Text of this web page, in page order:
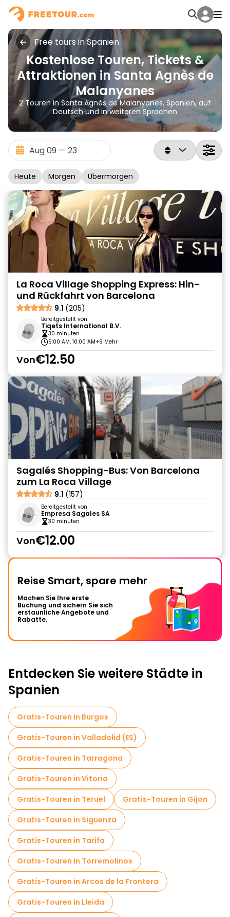
Free tours in Spanien
Kostenlose Touren, Tickets &
Attraktionen in Santa Agnès de
Malanyanes
2 Touren in Santa Agnès de Malanyanes, Spanien, auf
Deutsch und in weiteren Sprachen
Heute Morgen Übermorgen
La Roca Village Shopping Express: Hin-
und Rückfahrt von Barcelona
9.1 (205)
Bereitgestellt von
Tiqets International B.V.
30 minuten
9:00 AM, 10:00 AM+9 Mehr
Von€12.50
Sagalés Shopping-Bus: Von Barcelona
zum La Roca Village
9.1 (157)
Bereitgestellt von
Empresa Sagales SA
30 minuten
Von€12.00
Reise Smart, spare mehr
Machen Sie Ihre erste
Buchung und sichern Sie sich
erstaunliche Angebote und
Rabatte.
Entdecken Sie weitere Städte in
Spanien
Gratis-Touren in Burgos
Gratis-Touren in Valladolid (ES)
Gratis-Touren in Tarragona
Gratis-Touren in Vitoria
Gratis-Touren in Teruel
Gratis-Touren in Gijon
Gratis-Touren in Siguenza
Gratis-Touren in Tarifa
Gratis-Touren in Torremolinos
Gratis-Touren in Arcos de la Frontera
Gratis-Touren in Lleida